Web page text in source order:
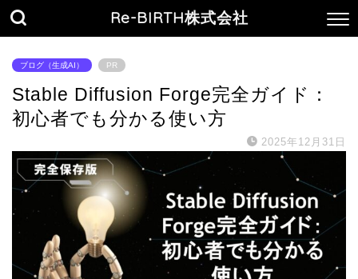
Re-BIRTH株式会社
ブログ（生成AI） PR
Stable Diffusion Forge完全ガイド：
初心者でも分かる使い方
2025年12月31日